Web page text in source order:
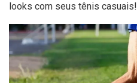
looks com seus tênis casuais!